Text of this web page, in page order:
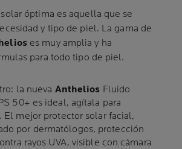
óptima es aquella que se
y tipo de piel. La gama de
es muy amplia y ha
para todo tipo de piel.
la nueva Anthelios Fluido
50+ es ideal, agítala para
El mejor protector solar facial,
por dermatólogos, protección
rayos UVA, visible con cámara